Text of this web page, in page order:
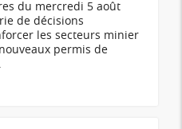
du mercredi 5 août
de décisions
les secteurs minier
permis de